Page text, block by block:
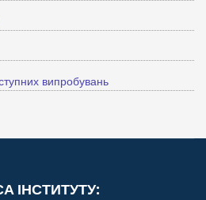
випробувань
ІНСТИТУТУ: